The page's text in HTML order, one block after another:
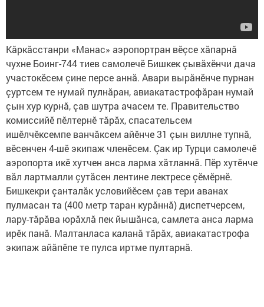
Кăркăсстанри «Манас» аэропортран вӗçсе хăпарнă
чухне Боинг-744 тиев самолечӗ Бишкек çывăхӗнчи дача
участокӗсем çине персе аннă. Авари вырăнӗнче пурнан
çуртсем те нумай пулнăран, авиакатастрофăран нумай
çын хур курнă, çав шутра ачасем те. Правительство
комиссийӗ пӗлтернӗ тăрăх, спасательсем
ишӗлчӗксемпе ванчăксем айӗнче 31 çын виллне тупнă,
вӗсенчен 4-шӗ экипаж членӗсем. Çак ир Турци самолечӗ
аэропорта икӗ хутчен анса ларма хăтланнă. Пӗр хутӗнче
вăл лартмалли çутăсен лентине лектресе çӗмӗрнӗ.
Бишкекри çанталăк условийӗсем çав тери аванах
пулмасан та (400 метр таран курăннă) диспетчерсем,
лару-тăрăва юрăхлă пек йышăнса, самлета анса ларма
ирӗк панă. Малтанласа каланă тăрăх, авиакатастрофа
экипаж айăпӗпе те пулса иртме пултарнă.